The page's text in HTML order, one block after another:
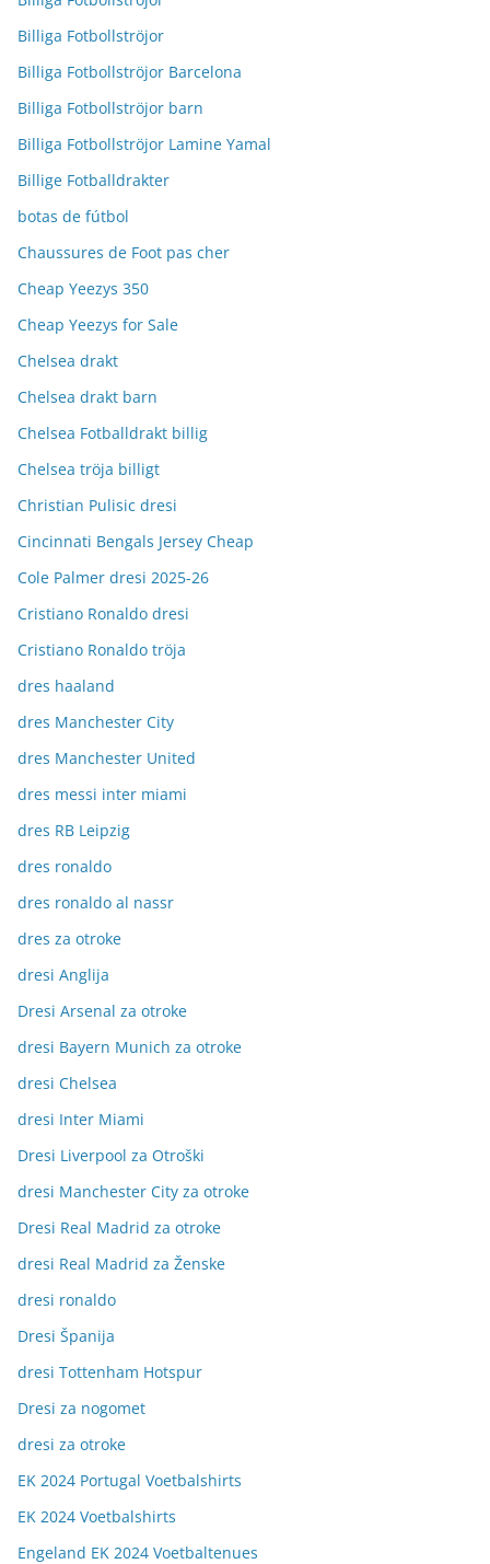
Billiga Fotbollströjor
Billiga Fotbollströjor Barcelona
Billiga Fotbollströjor barn
Billiga Fotbollströjor Lamine Yamal
Billige Fotballdrakter
botas de fútbol
Chaussures de Foot pas cher
Cheap Yeezys 350
Cheap Yeezys for Sale
Chelsea drakt
Chelsea drakt barn
Chelsea Fotballdrakt billig
Chelsea tröja billigt
Christian Pulisic dresi
Cincinnati Bengals Jersey Cheap
Cole Palmer dresi 2025-26
Cristiano Ronaldo dresi
Cristiano Ronaldo tröja
dres haaland
dres Manchester City
dres Manchester United
dres messi inter miami
dres RB Leipzig
dres ronaldo
dres ronaldo al nassr
dres za otroke
dresi Anglija
Dresi Arsenal za otroke
dresi Bayern Munich za otroke
dresi Chelsea
dresi Inter Miami
Dresi Liverpool za Otroški
dresi Manchester City za otroke
Dresi Real Madrid za otroke
dresi Real Madrid za Ženske
dresi ronaldo
Dresi Španija
dresi Tottenham Hotspur
Dresi za nogomet
dresi za otroke
EK 2024 Portugal Voetbalshirts
EK 2024 Voetbalshirts
Engeland EK 2024 Voetbaltenues